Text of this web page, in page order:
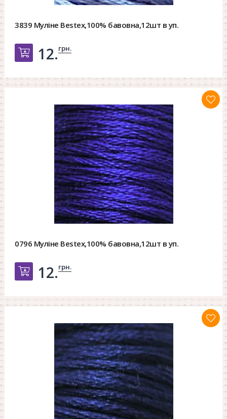
3839 Муліне Bestex,100% бавовна,12шт в уп.
Добавить в корзину
12.грн.
0796 Муліне Bestex,100% бавовна,12шт в уп.
Добавить в корзину
12.грн.